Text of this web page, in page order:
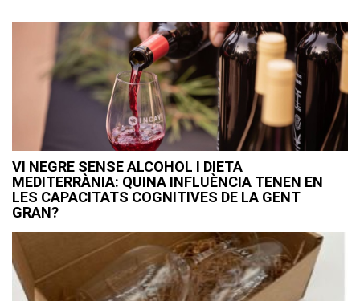
VI NEGRE SENSE ALCOHOL I DIETA
MEDITERRÀNIA: QUINA INFLUÈNCIA TENEN EN
LES CAPACITATS COGNITIVES DE LA GENT
GRAN?